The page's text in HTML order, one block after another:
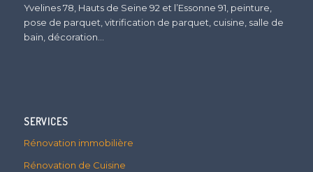
Yvelines 78, Hauts de Seine 92 et l’Essonne 91, peinture,
pose de parquet, vitrification de parquet, cuisine, salle de
bain, décoration…
SERVICES
Rénovation immobilière
Rénovation de Cuisine